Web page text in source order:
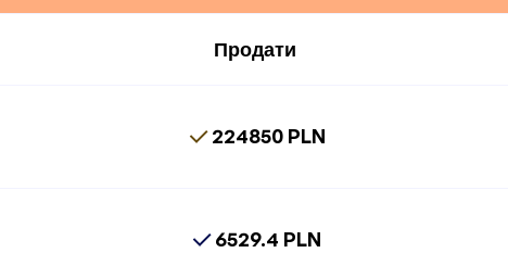
Продати
224850 PLN
6529.4 PLN